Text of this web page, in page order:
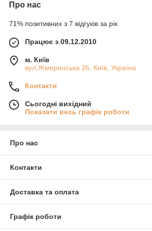
Про нас
71% позитивних з 7 відгуків за рік
Працює з 09.12.2010
м. Київ
вул.Жмеринська 26, Київ, Україна
Контакти
Сьогодні вихідний
Показати весь графік роботи
Про нас
Контакти
Доставка та оплата
Графік роботи